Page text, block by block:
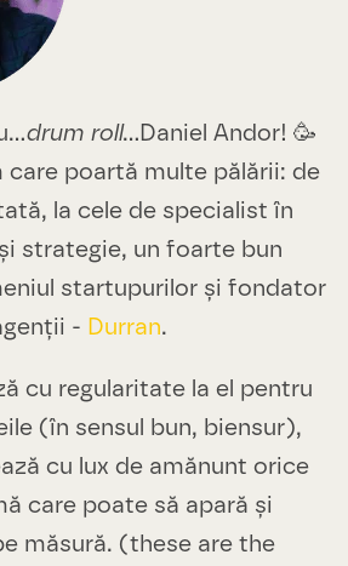
drum roll…Daniel Andor! 🥳
care poartă multe pălării: de
la cele de specialist în
strategie, un foarte bun
startupurilor și fondator
- Durran.
cu regularitate la el pentru
(în sensul bun, biensur),
cu lux de amănunt orice
care poate să apară și
măsură. (these are the